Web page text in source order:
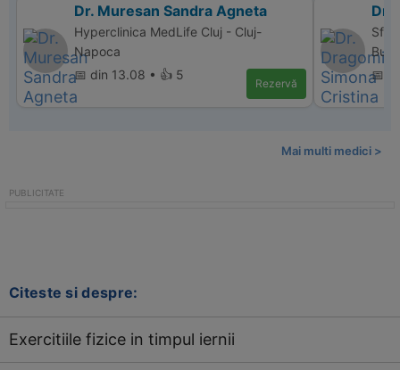
Dr. Muresan Sandra Agneta
Hyperclinica MedLife Cluj - Cluj-
Napoca
📅 din 13.08 • 👍 5
Rezervă
Dr.
📅
Mai multi medici >
Citeste si despre:
Exercitiile fizice in timpul iernii